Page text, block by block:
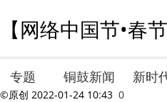
【网络中国节•
专题 铜鼓新闻
©原创 2022-01-24 10:43 0